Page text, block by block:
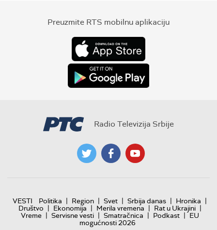
Preuzmite RTS mobilnu aplikaciju
Radio Televizija Srbije
VESTI Politika | Region | Svet | Srbija danas | Hronika |
Društvo | Ekonomija | Merila vremena | Rat u Ukrajini |
Vreme | Servisne vesti | Smatračnica | Podkast | EU
mogućnosti 2026